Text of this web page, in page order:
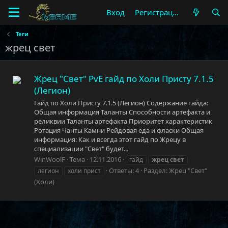
Вход Регистрация
Теги
жрец свет
Жрец "Свет" PvE гайд по Холи Присту 7.1.5
(Легион)
Гайд по Холи Присту 7.1.5 (Легион) Содержание гайда:
Общая информация Таланты Способности артефакта и
реликвии Таланты артефакта Приоритет характеристик
Ротация Чанты Камни Рейдовая еда и фласки Общая
информация: Как и всегда этот гайд по Жрецу в
специализации "Свет" будет...
WinWoolF Тема 12.11.2016 гайд жрецсвет
легион
холи прист Ответы: 4 Раздел:Жрец "Свет"
(Холи)